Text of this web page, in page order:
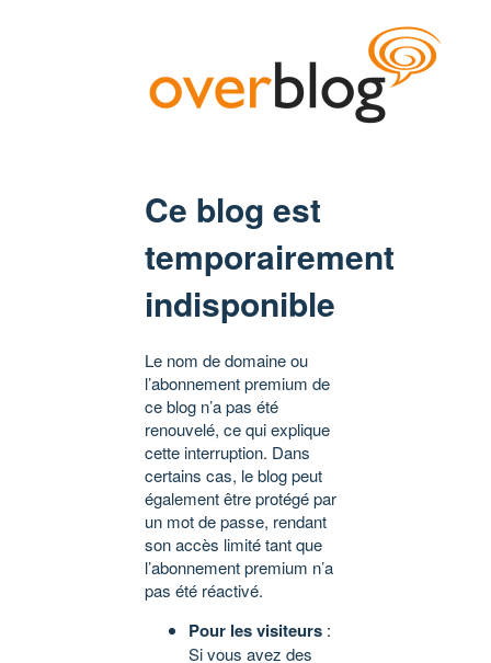
Ce blog est
temporairement
indisponible
Le nom de domaine ou
l’abonnement premium de
ce blog n’a pas été
renouvelé, ce qui explique
cette interruption. Dans
certains cas, le blog peut
également être protégé par
un mot de passe, rendant
son accès limité tant que
l’abonnement premium n’a
pas été réactivé.
Pour les visiteurs :
Si vous avez des